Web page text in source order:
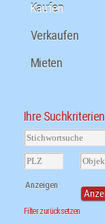
Kaufen
Verkaufen
Mieten
Ihre Suchkriterien
Filter zurücksetzen